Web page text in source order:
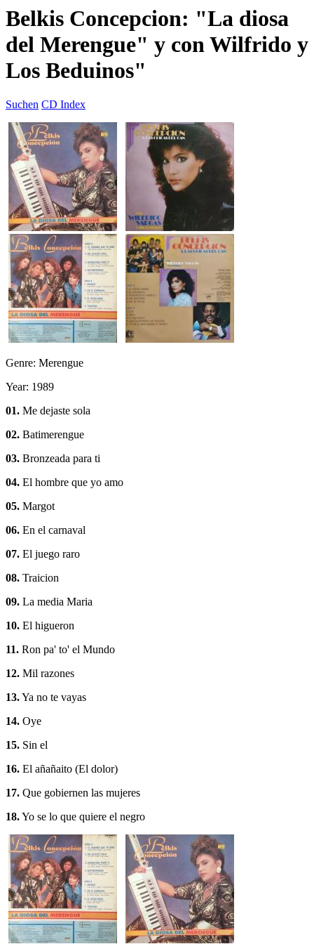
Belkis Concepcion: "La diosa
del Merengue" y con Wilfrido y
Los Beduinos"
Suchen CD Index
Genre: Merengue
Year: 1989
01. Me dejaste sola
02. Batimerengue
03. Bronzeada para ti
04. El hombre que yo amo
05. Margot
06. En el carnaval
07. El juego raro
08. Traicion
09. La media Maria
10. El higueron
11. Ron pa' to' el Mundo
12. Mil razones
13.Ya no te vayas
14. Oye
15. Sin el
16. El añañaito (El dolor)
17. Que gobiernen las mujeres
18.Yo se lo que quiere el negro